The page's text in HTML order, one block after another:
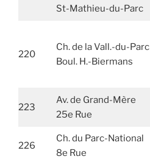
St-Mathieu-du-Parc
220
Ch. de la Vall.-du-Parc
Boul. H.-Biermans
223
Av. de Grand-Mère
25e Rue
226
Ch. du Parc-National
8e Rue